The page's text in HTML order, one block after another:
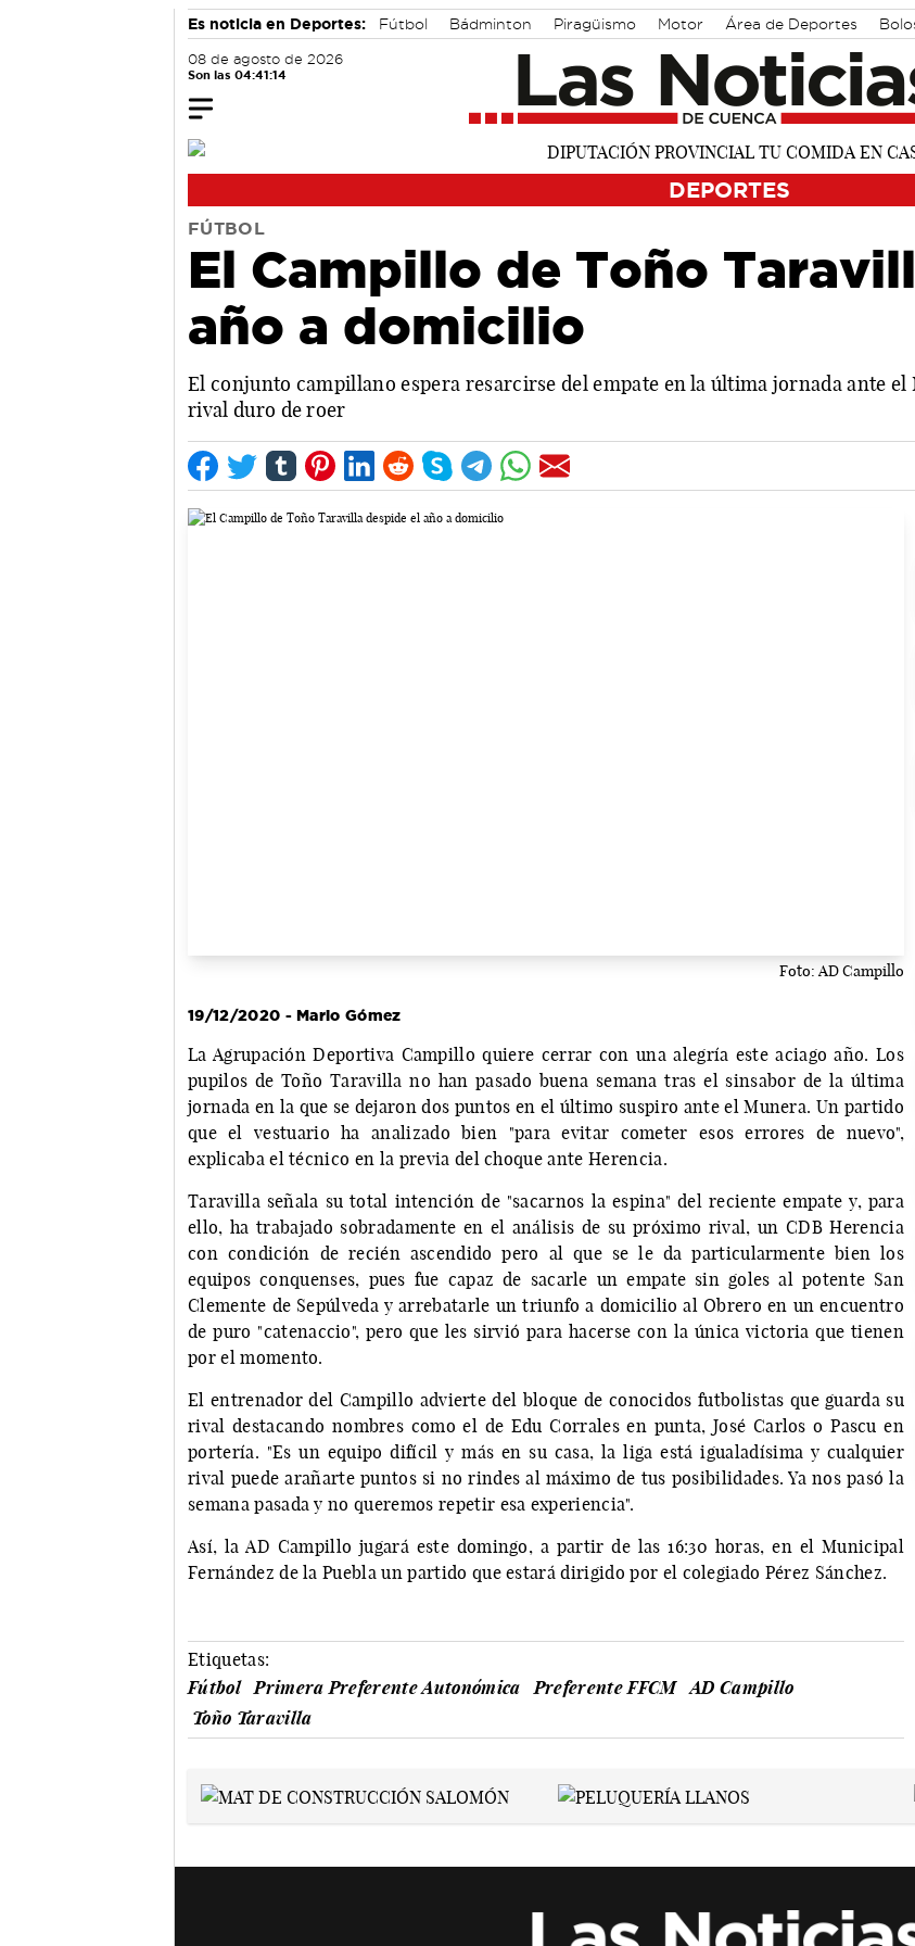
Es noticia en Deportes: Fútbol Bádminton Piragüismo Motor Área de Deportes
08 de agosto de 2026
Son las 04:41:15
DEPORTES
FÚTBOL
El Campillo de Toño
año a domicilio
El conjunto campillano espera resarcirse del empate en la última jornada ante
rival duro de roer
Foto: AD Campillo
19/12/2020 - Mario Gómez
La Agrupación Deportiva Campillo quiere cerrar con una alegría este aciago año. Los
pupilos de Toño Taravilla no han pasado buena semana tras el sinsabor de la última
jornada en la que se dejaron dos puntos en el último suspiro ante el Munera. Un partido
que el vestuario ha analizado bien "para evitar cometer esos errores de nuevo",
explicaba el técnico en la previa del choque ante Herencia.
Taravilla señala su total intención de "sacarnos la espina" del reciente empate y, para
ello, ha trabajado sobradamente en el análisis de su próximo rival, un CDB Herencia
con condición de recién ascendido pero al que se le da particularmente bien los
equipos conquenses, pues fue capaz de sacarle un empate sin goles al potente San
Clemente de Sepúlveda y arrebatarle un triunfo a domicilio al Obrero en un encuentro
de puro "catenaccio", pero que les sirvió para hacerse con la única victoria que tienen
por el momento.
El entrenador del Campillo advierte del bloque de conocidos futbolistas que guarda su
rival destacando nombres como el de Edu Corrales en punta, José Carlos o Pascu en
portería. "Es un equipo difícil y más en su casa, la liga está igualadísima y cualquier
rival puede arañarte puntos si no rindes al máximo de tus posibilidades. Ya nos pasó la
semana pasada y no queremos repetir esa experiencia".
Así, la AD Campillo jugará este domingo, a partir de las 16:30 horas, en el Municipal
Fernández de la Puebla un partido que estará dirigido por el colegiado Pérez Sánchez.
Etiquetas:
Fútbol
Primera Preferente Autonómica Preferente FFCM
AD Campillo
Toño Taravilla